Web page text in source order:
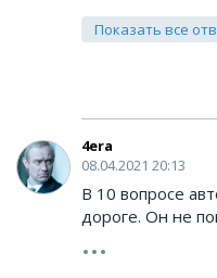
Показать все
4era
08.04.2021 20:13
В 10 вопросе
дороге. Он не